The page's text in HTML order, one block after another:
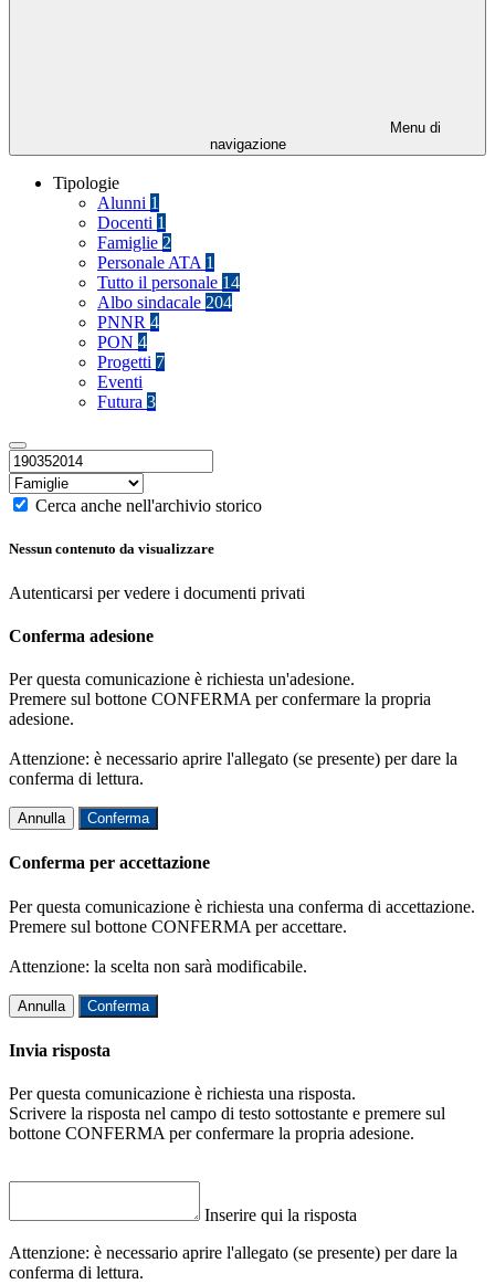
Menu di
navigazione
Tipologie
Alunni 1
Docenti 1
Famiglie 2
Personale ATA 1
Tutto il personale 14
Albo sindacale 204
PNNR 4
PON 4
Progetti 7
Eventi
Futura 3
Cerca anche nell'archivio storico
Nessun contenuto da visualizzare
Autenticarsi per vedere i documenti privati
Conferma adesione
Per questa comunicazione è richiesta un'adesione.
Premere sul bottone CONFERMA per confermare la propria
adesione.
Attenzione: è necessario aprire l'allegato (se presente) per dare la
conferma di lettura.
Annulla Conferma
Conferma per accettazione
Per questa comunicazione è richiesta una conferma di accettazione.
Premere sul bottone CONFERMA per accettare.
Attenzione: la scelta non sarà modificabile.
Annulla Conferma
Invia risposta
Per questa comunicazione è richiesta una risposta.
Scrivere la risposta nel campo di testo sottostante e premere sul
bottone CONFERMA per confermare la propria adesione.
Inserire qui la risposta
Attenzione: è necessario aprire l'allegato (se presente) per dare la
conferma di lettura.